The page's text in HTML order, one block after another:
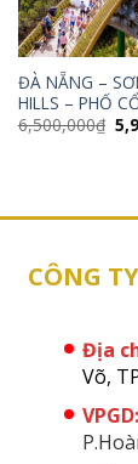
ĐÀ NẴNG –
HILLS – PHỐ
6,500,000₫ Giá
gốc
CÔNG
Địa
Võ,
VPGD: